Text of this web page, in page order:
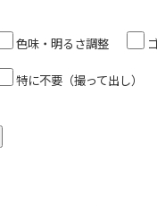
色味・明るさ調整
特に不要（撮って出し）